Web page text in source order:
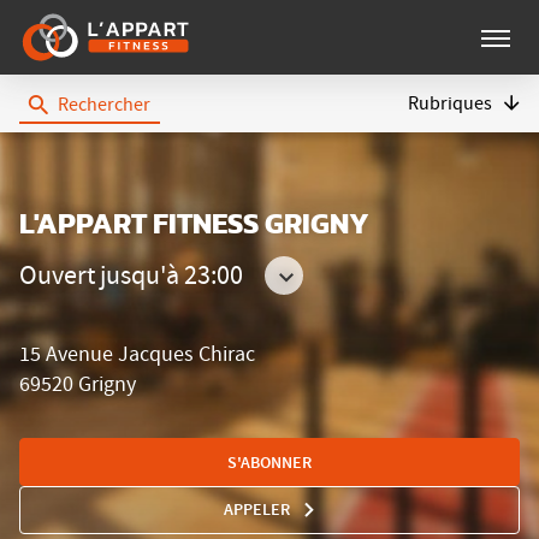
Menu
Rechercher
Rubriques
L'Appart
L'APPART FITNESS GRIGNY
Ouvert jusqu'à 23:00
Consulter
les
horaires
15 Avenue Jacques Chirac
69520 Grigny
S'ABONNER
APPELERAFFICHER